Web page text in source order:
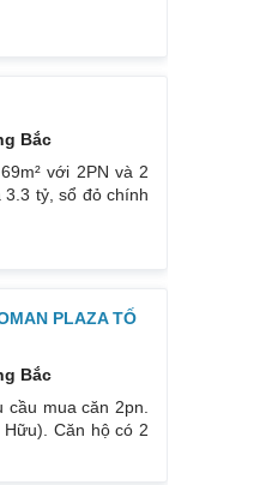
Bắc
với 2PN và 2
tỷ, sổ đỏ chính
PLAZA TỐ
Bắc
mua căn 2pn.
Căn hộ có 2